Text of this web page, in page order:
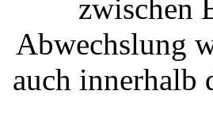
zwischen
Abwechslung
auch innerhalb